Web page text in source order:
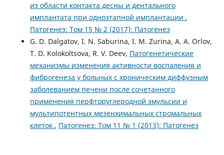
из области контакта десны и дентального
имплантата при одноэтапной имплантации ,
Патогенез: Том 15 № 2 (2017): Патогенез
G. D. Dalgatov, I. N. Saburina, I. M. Zurina, A. A. Orlov,
T. D. Kolokoltsova, R. V. Deev, Патогенетические
механизмы изменения активности воспаления и
фиброгенеза у больных с хроническим диффузным
заболеванием печени после сочетанного
применения перфторуглеродной эмульсии и
мультипотентных мезенхимальных стромальных
клеток , Патогенез: Том 11 № 1 (2013): Патогенез